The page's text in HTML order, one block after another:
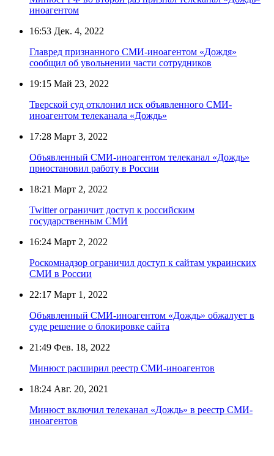
иноагентом
16:53 Дек. 4, 2022
Главред признанного СМИ-иноагентом «Дождя»
сообщил об увольнении части сотрудников
19:15 Май 23, 2022
Тверской суд отклонил иск объявленного СМИ-
иноагентом телеканала «Дождь»
17:28 Март 3, 2022
Объявленный СМИ-иноагентом телеканал «Дождь»
приостановил работу в России
18:21 Март 2, 2022
Twitter ограничит доступ к российским
государственным СМИ
16:24 Март 2, 2022
Роскомнадзор ограничил доступ к сайтам украинских
СМИ в России
22:17 Март 1, 2022
Объявленный СМИ-иноагентом «Дождь» обжалует в
суде решение о блокировке сайта
21:49 Фев. 18, 2022
Минюст расширил реестр СМИ-иноагентов
18:24 Авг. 20, 2021
Минюст включил телеканал «Дождь» в реестр СМИ-
иноагентов